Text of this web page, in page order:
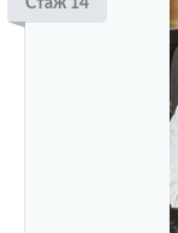
Стаж 14